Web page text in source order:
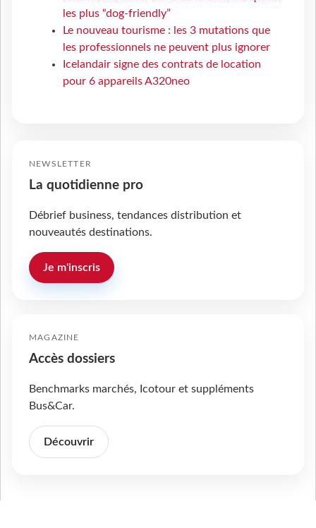
les plus “dog-friendly”
Le nouveau tourisme : les 3 mutations que
les professionnels ne peuvent plus ignorer
Icelandair signe des contrats de location
pour 6 appareils A320neo
NEWSLETTER
La quotidienne pro
Débrief business, tendances distribution et
nouveautés destinations.
Je m'inscris
MAGAZINE
Accès dossiers
Benchmarks marchés, Icotour et suppléments
Bus&Car.
Découvrir